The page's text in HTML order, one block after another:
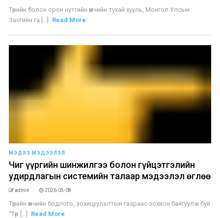
Төрийн болон орон нутгийн өмчийн тухай хууль, Монгол Улсын
Засгийн га [...]
Read More
МЭДЭЭ МЭДЭЭЛЭЛ
Чиг үүргийн шинжилгээ болон гүйцэтгэлийн
удирдлагын системийн талаар мэдээлэл өглөө
admin 2026-05-08
Төрийн өмчийн бодлого, зохицуулалтын газраас зохион байгуулж буй
“Төр [...]
Read More